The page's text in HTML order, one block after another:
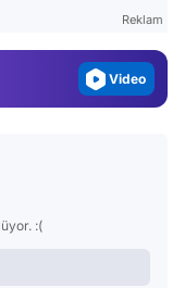
Reklam
Video
:(